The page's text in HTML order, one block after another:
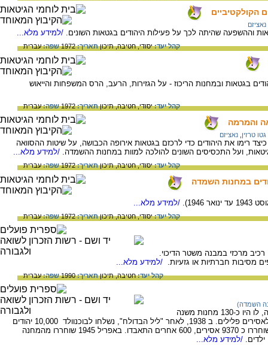
הקולקטיביים
נאציזם
וההשפעה שהיתה לכך על פעילות היהודים בגטאות השונים. /למידע מלא...
קהל יעד:יסודי,חטיבה,תיכוןתאריך:1972 שפה:עברית
בגטאות ובמחנות הריכוז - על הגזירות, הרעב, הרס המשפחות והייאוש
קהל יעד:יסודי,חטיבה,תיכוןתאריך:1972 שפה:עברית
והמרמה
גטו טרזין נאציזם
רימו את היהודים כדי לרכזם בגטאות אירופה הכבושה, על שיטות ההסוואה
ועל התכסיסים השונים להולכה למוות במחנות ההשמדה. /למידע מלא...
קהל יעד:יסודי,חטיבה,תיכוןתאריך:1972 שפה:עברית
במחנות השמדה
/למידע מלא...
קהל יעד:יסודי,חטיבה,תיכוןתאריך:1972 שפה:עברית
מרכזי במבנה משטר הדיכוי.
מסיבות חברתיות או גזעיות.
/למידע מלא...
קהל יעד:חטיבה,תיכוןתאריך:1990 שפה:עברית
השמדה)
מחנה ריכוז מצפון לווימאר, מהגדולים בגרמניה, לו היו כ-130 מחנות משנה
ויחידות-חוץ. המחנה הוקם ביולי 1937, ונועד לאסירים פלילים. ב 1938, לאחר "ליל הבדולח", נשלחו לבוכנוולד 10,000 יהודים
אשר סבלו מייחס אכזרי. בחורף 1938-1939 שוחררו כ 9370 אסירים, 600 אחרים התאבדו. באפריל 1945 שוחררו מהמחנה
/למידע מלא...